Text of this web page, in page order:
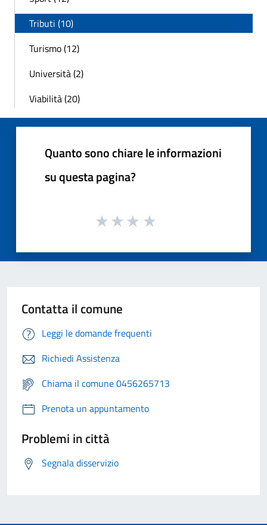
Tributi (10)
Turismo (12)
Università (2)
Viabilità (20)
Quanto sono chiare le informazioni
su questa pagina?
Contatta il comune
Leggi le domande frequenti
Richiedi Assistenza
Chiama il comune 0456265713
Prenota un appuntamento
Problemi in città
Segnala disservizio